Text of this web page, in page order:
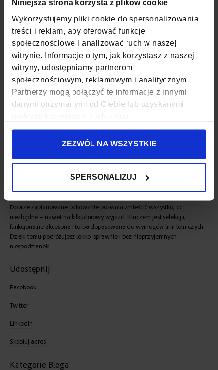
Niniejsza strona korzysta z plików cookie
Wykorzystujemy pliki cookie do spersonalizowania
treści i reklam, aby oferować funkcje
społecznościowe i analizować ruch w naszej
witrynie. Informacje o tym, jak korzystasz z naszej
witryny, udostępniamy partnerom
społecznościowym, reklamowym i analitycznym.
Partnerzy mogą połączyć te informacje z innymi
danymi otrzymanymi od Ciebie lub uzyskanymi
ZEZWÓL NA WSZYSTKIE
SPERSONALIZUJ
Zakazane są m.in.:
noże, nożyczki, pilniki metalowe, multitool’e,
spraye powyżej 100 ml,
substancje łatwopalne,
narzędzia i ostre przedmioty.
Jeśli masz wątpliwości co do konkretnego przedmiotu, lepiej spakować go
do bagażu rejestrowanego lub zostawić w domu.
bez błędów?
Bagaż podręczny to nie loteria, lecz gra według jasno określonych zasad.
Trzymając się limitów wymiarów, zasad dotyczących płynów i listy
przedmiotów zabronionych, unikniesz stresu na lotnisku i dodatkowych
kosztów.
Dobrze zaplanowane pakowanie pozwala zmieścić wszystko, co
niezbędne – nawet na kilkudniowy wyjazd. Kluczem jest selekcja,
funkcjonalne akcesoria i torba dopasowana do wymogów linii lotniczych.
Dzięki temu podróżujesz lekko, sprawnie i bez nieprzyjemnych
niespodzianek.
Udostępnij
Facebook
Twitter
Linkedin
Skopiuj adres
Kategorie Bloga